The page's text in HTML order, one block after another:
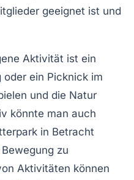
geeignet ist und
Aktivität ist ein
oder ein Picknick im
und die Natur
könnte man auch
in Betracht
zu
Aktivitäten können